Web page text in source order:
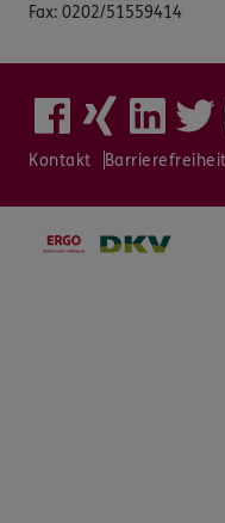
Fax: 0202/51559414
Kontakt Barrierefreiheit